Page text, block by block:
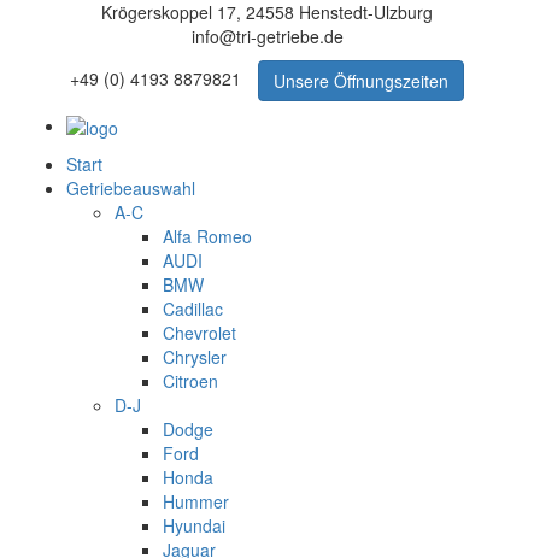
Krögerskoppel 17, 24558 Henstedt-Ulzburg
info@tri-getriebe.de
+49 (0) 4193 8879821
Unsere Öffnungszeiten
Start
Getriebeauswahl
A-C
Alfa Romeo
AUDI
BMW
Cadillac
Chevrolet
Chrysler
Citroen
D-J
Dodge
Ford
Honda
Hummer
Hyundai
Jaguar